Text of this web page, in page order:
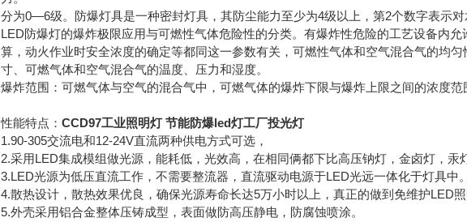
分为0—6级。防爆灯具是一种密封灯具，其防尘能力至少为4级以上，第2个数字表示
LED防爆灯的爆炸极限应用与可燃性气体危险性的分类。有爆炸性危险的工艺设备内
算，动火作业时安全浓度的确定等都同这一参数有关，可燃性气体和空气混合气的均
寸、可燃气体和空气混合气的温度、压力和湿度。
爆炸范围：可燃气体与空气的混合气中，可燃气体的爆炸下限与爆炸上限之间的浓度范
性能特点： CCD97工业照明灯 节能防爆led灯工厂投光灯
1.90-305交流电和12-24V直流两种供电方式可选，
2.采用LED集成模组做光源，能耗低，光效高，在相同俩都下比高压钠灯，金卤灯，汞
3.LED光源为低压直流工作，不需要整流器，直流驱动电源于LED光远一体化于灯具中。
4.散热设计，散热效果优良，确保光源寿命长达5万小时以上，真正的做到免维护LED照
5.外壳采用铝合金整体压铸成型，表面做防高压静电，防腐蚀喷涂。